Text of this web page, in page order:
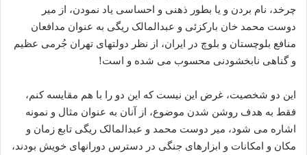
چرخد، نام بردن و یا بطور ذهنی و احساسی یاد نمودن، از میر
دوست محمد خان بارکزئی و عبدالمالک ریگی به عنوان مدافعان
منافع بلوچستان و بلوچ در ایران، از نظر دولتهای تهران جُرمی عظیم
و گناهی نابخشودنی محسوب می شده و است!
این دو شخصیت، غرض این نیست که این دو را با هم مقایسه کنم،
فقط به هدف روشن شدن موضوع، از آنان به عنوان مثال و نمونه
اشاره می شود، میر دوست محمد و عبدالمالک ریگی تابع زمان و
مکان و امکانات و ابزارهای جنگی در دسترس دورانهای خویش بودند،